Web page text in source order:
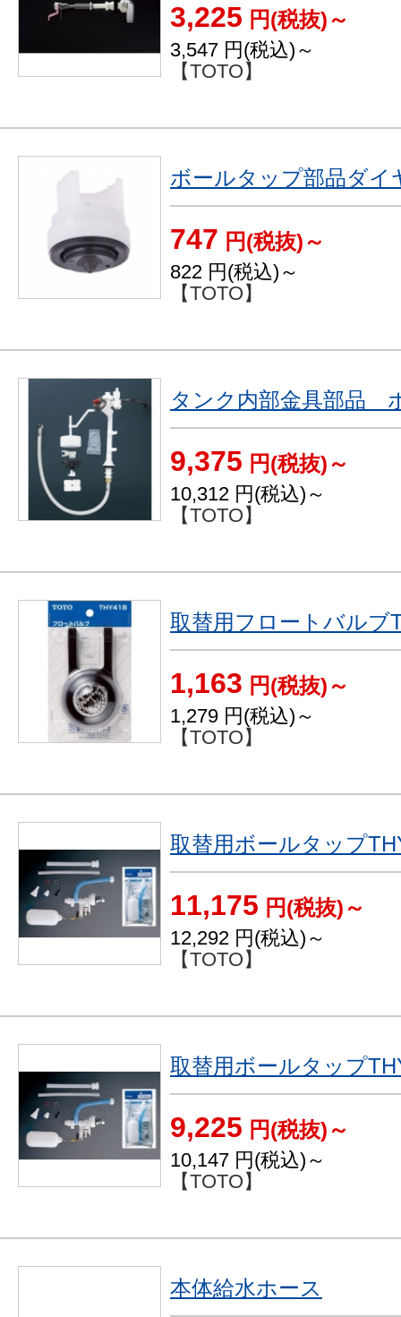
3,225 円(税抜)～
3,547 円(税込)～
【TOTO】
ボールタップ部品ダイ
747 円(税抜)～
822 円(税込)～
【TOTO】
タンク内部金具部品
9,375 円(税抜)～
10,312 円(税込)～
【TOTO】
取替用フロートバルブ
1,163 円(税抜)～
1,279 円(税込)～
【TOTO】
取替用ボールタップ
11,175 円(税抜)～
12,292 円(税込)～
【TOTO】
取替用ボールタップ
9,225 円(税抜)～
10,147 円(税込)～
【TOTO】
本体給水ホース